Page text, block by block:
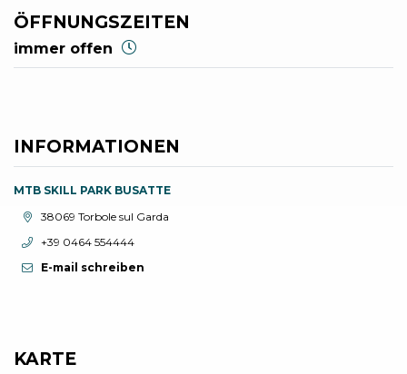
ÖFFNUNGSZEITEN
immer offen
INFORMATIONEN
MTB SKILL PARK BUSATTE
aria.location:
38069 Torbole sul Garda
aria.phone:
+39 0464 554444
E-mail schreiben
KARTE